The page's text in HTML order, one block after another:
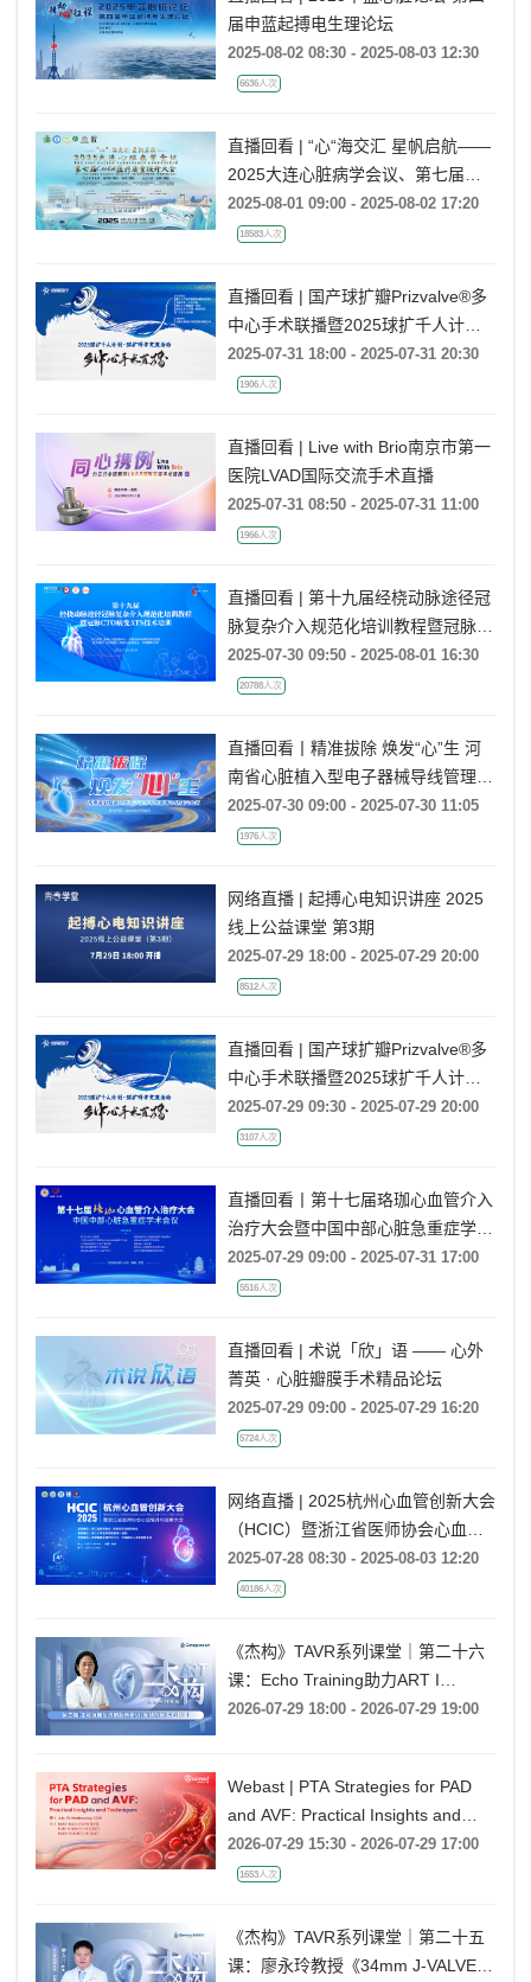
届申蓝起搏电生理论坛
2025-08-02 08:30 - 2025-08-03 12:30
6636人次
直播回看 | “心“海交汇 星帆启航——
2025大连心脏病学会议、第七届
CMEA医疗质量提升大会
2025-08-01 09:00 - 2025-08-02 17:20
18583人次
直播回看 | 国产球扩瓣Prizvalve®多
中心手术联播暨2025球扩千人计划·
球扩交流活动（第三期）
2025-07-31 18:00 - 2025-07-31 20:30
1906人次
直播回看 | Live with Brio南京市第一
医院LVAD国际交流手术直播
2025-07-31 08:50 - 2025-07-31 11:00
1966人次
直播回看 | 第十九届经桡动脉途径冠
脉复杂介入规范化培训教程暨冠脉
CTO病变ATS技术培训（TCC
2025）
2025-07-30 09:50 - 2025-08-01 16:30
20788人次
直播回看丨精准拔除 焕发“心”生 河
南省心脏植入型电子器械导线管理中
心成立会议
2025-07-30 09:00 - 2025-07-30 11:05
1976人次
网络直播 | 起搏心电知识讲座 2025
线上公益课堂 第3期
2025-07-29 18:00 - 2025-07-29 20:00
8512人次
直播回看 | 国产球扩瓣Prizvalve®多
中心手术联播暨2025球扩千人计划·
球扩交流活动（第二期）
2025-07-29 09:30 - 2025-07-29 20:00
3107人次
直播回看丨第十七届珞珈心血管介入
治疗大会暨中国中部心脏急重症学术
会议
2025-07-29 09:00 - 2025-07-31 17:00
5516人次
直播回看 | 术说「欣」语 —— 心外
菁英 · 心脏瓣膜手术精品论坛
2025-07-29 09:00 - 2025-07-29 16:20
5724人次
网络直播 | 2025杭州心血管创新大会
（HCIC）暨浙江省医师协会心血管
外科医师大会
2025-07-28 08:30 - 2025-08-03 12:20
40186人次
《杰构》TAVR系列课堂｜第二十六
课：Echo Training助力ART I
Rebecca T. Hahn教授《第二期-主动
2026-07-29 18:00 - 2026-07-29 19:00
Webast | PTA Strategies for PAD
and AVF: Practical Insights and
Techniques
2026-07-29 15:30 - 2026-07-29 17:00
1653人次
《杰构》TAVR系列课堂｜第二十五
课：廖永玲教授《34mm J-VALVE